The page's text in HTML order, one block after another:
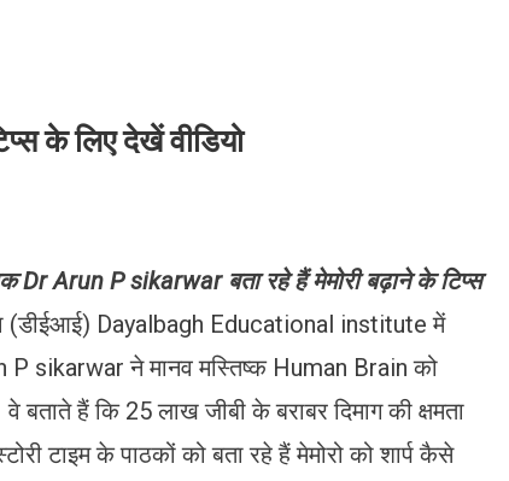
के लिए देखें वीडियो
Arun P sikarwar बता रहे हैं मेमोरी बढ़ाने के टिप्स
(डीईआई) Dayalbagh Educational institute में
P sikarwar ने मानव मस्तिष्क Human Brain को
हैं कि 25 लाख जीबी के बराबर दिमाग की क्षमता
टाइम के पाठकों को बता रहे हैं मेमोरो को शार्प कैसे